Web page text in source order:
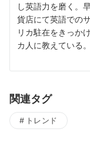
し英語力を磨く。
貨店にて英語での
リカ駐在をきっか
カ人に教えている
関連タグ
トレンド